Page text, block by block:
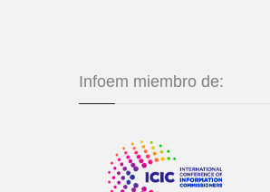
Infoem miembro de: